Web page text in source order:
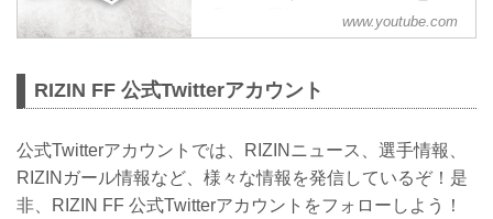
https://twitter.com/rizin_English
・Facebook： http...
www.youtube.com
RIZIN FF 公式Twitterアカウント
公式Twitterアカウントでは、RIZINニュース、選手情報、
RIZINガール情報など、様々な情報を発信しているぞ！是
非、RIZIN FF 公式Twitterアカウントをフォローしよう！